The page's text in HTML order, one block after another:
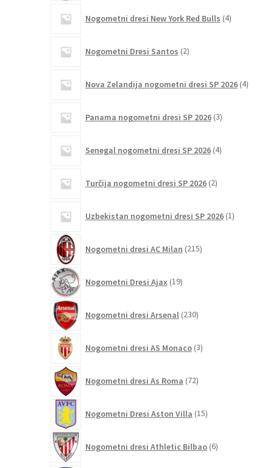
Nogometni dresi New York Red Bulls 4izdelki
Nogometni Dresi Santos 2izdelka
Nova Zelandija nogometni dresi SP 2026 4izdelki
Panama nogometni dresi SP 2026 3izdelki
Senegal nogometni dresi SP 2026 4izdelki
Turčija nogometni dresi SP 2026 2izdelka
Uzbekistan nogometni dresi SP 2026 1izdelek
Nogometni dresi AC Milan 215izdelkov
Nogometni Dresi Ajax 19izdelkov
Nogometni dresi Arsenal 230izdelkov
Nogometni dresi AS Monaco 3izdelki
Nogometni dresi As Roma 72izdelkov
Nogometni Dresi Aston Villa 15izdelkov
Nogometni dresi Athletic Bilbao 6izdelkov